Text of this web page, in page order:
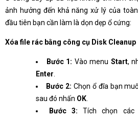
ảnh hưởng đến khả năng xử lý của
đầu tiên bạn cần làm là dọn dẹp ổ cứng:
Xóa file rác bằng công cụ Disk Cleanup
Bước 1: Vào menu Start,
Enter
Bước 2: Chọn ổ đĩa bạn
sau đó nhấn OK
Bước 3: Tích chọn